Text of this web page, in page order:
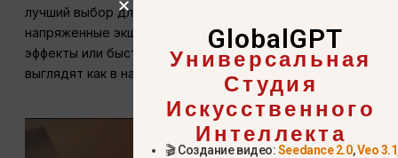
лучший выбор для создателей, которым нужны
напряженные экшн-последовательности, визуальные
эффекты или быстрые движения камеры, которые
выглядят как в настоящем кино.
GlobalGPT
Универсальная
Студия
Искусственного
Интеллекта
🎬 Создание видео:Seedance 2.0,Veo 3.1